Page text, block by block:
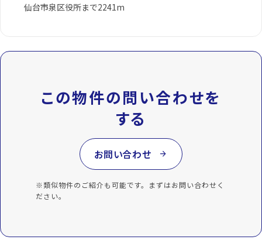
仙台市泉区役所まで2241m
この物件の問い合わせを
する
お問い合わせ arrow_forward
※類似物件のご紹介も可能です。まずはお問い合わせく
ださい。